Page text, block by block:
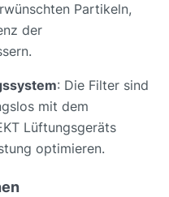
Partikeln,
der
: Die Filter sind
mit dem
Lüftungsgeräts
optimieren.